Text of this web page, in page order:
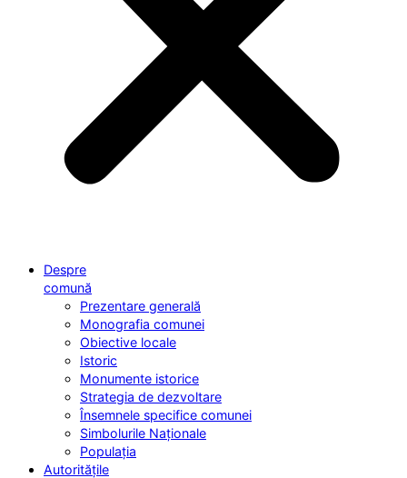
Despre
comună
Prezentare generală
Monografia comunei
Obiective locale
Istoric
Monumente istorice
Strategia de dezvoltare
Însemnele specifice comunei
Simbolurile Naționale
Populația
Autoritățile